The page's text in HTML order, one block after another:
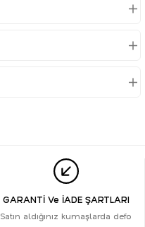
GARANTİ Ve İADE ŞARTLARI
Satın aldığınız kumaşlarda defo